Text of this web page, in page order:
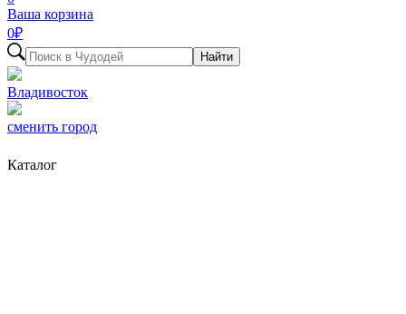
Ваша корзина
0₽
Найти
Владивосток
сменить город
Каталог